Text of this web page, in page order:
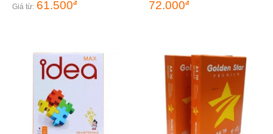
Giá từ: 61.500đ 72.000đ